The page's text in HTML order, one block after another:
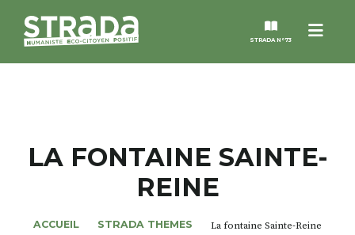
Menu
STRADA N°73
MAGAZINES
LA FONTAINE SAINTE-
REINE
ACCUEIL STRADA THEMES La fontaine Sainte-Reine